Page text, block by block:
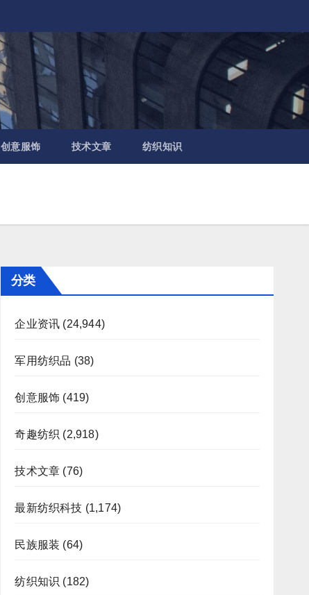
创意服饰 技术文章 纺织知识
分类
企业资讯 (24,944)
军用纺织品 (38)
创意服饰 (419)
奇趣纺织 (2,918)
技术文章 (76)
最新纺织科技 (1,174)
民族服装 (64)
纺织知识 (182)